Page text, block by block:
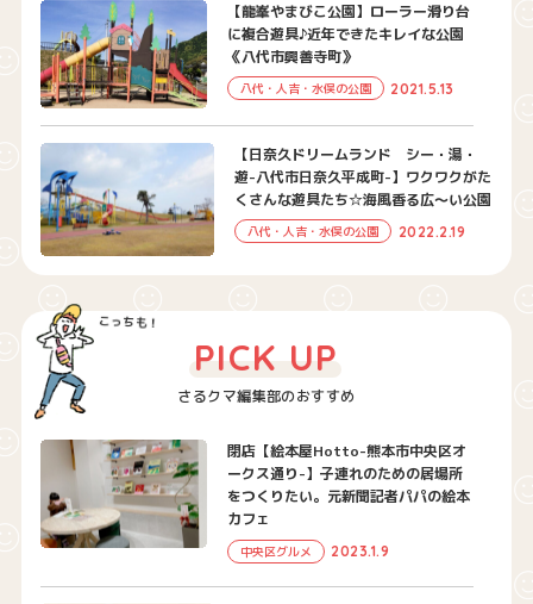
【龍峯やまびこ公園】ローラー滑り台
に複合遊具♪近年できたキレイな公園
《八代市興善寺町》
八代・人吉・水俣の公園 2021.5.13
【日奈久ドリームランド シー・湯・
遊-八代市日奈久平成町-】ワクワクがた
くさんな遊具たち☆海風香る広～い公園
八代・人吉・水俣の公園 2022.2.19
さるクマ編集部のおすすめ
PICK UP
閉店【絵本屋Hotto-熊本市中央区オ
ークス通り-】子連れのための居場所
をつくりたい。元新聞記者パパの絵本
カフェ
中央区グルメ 2023.1.9